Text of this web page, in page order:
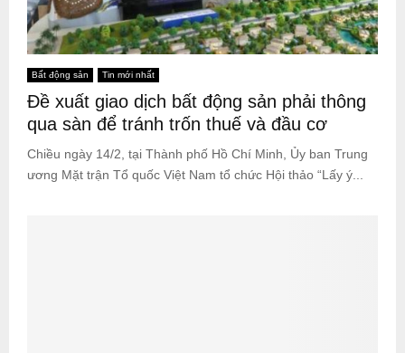
Bất động sản Tin mới nhất
Đề xuất giao dịch bất động sản phải thông
qua sàn để tránh trốn thuế và đầu cơ
Chiều ngày 14/2, tại Thành phố Hồ Chí Minh, Ủy ban Trung
ương Mặt trận Tổ quốc Việt Nam tổ chức Hội thảo “Lấy ý...